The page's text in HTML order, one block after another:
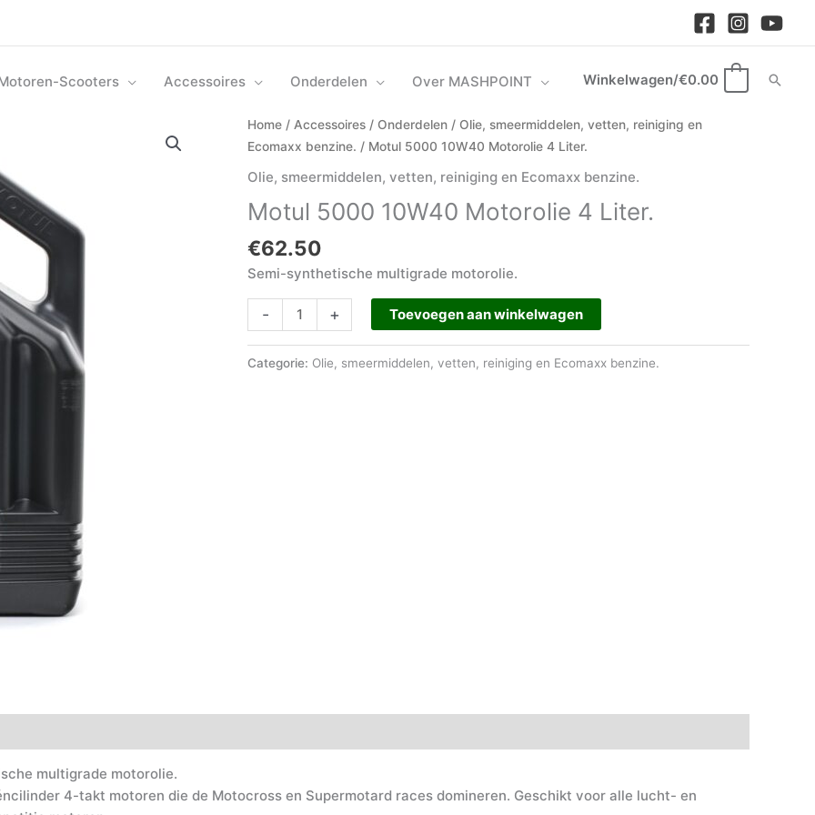
Scooters Accessoires Onderdelen Over MASHPOINT Winkelwagen/€0.00
Home / Accessoires / Onderdelen / Olie, smeermiddelen, vetten, reiniging en
Ecomaxx benzine. / Motul 5000 10W40 Motorolie 4 Liter.
Olie, smeermiddelen, vetten, reiniging en Ecomaxx benzine.
Motul 5000 10W40 Motorolie 4 Liter.
€62.50
Semi-synthetische multigrade motorolie.
-
Motul
5000
Motorolie
4
aantal
+ Toevoegen aan winkelwagen
Categorie: Olie, smeermiddelen, vetten, reiniging en Ecomaxx benzine.
multigrade motorolie.
4-takt motoren die de Motocross en Supermotard races domineren. Geschikt voor alle lucht- en